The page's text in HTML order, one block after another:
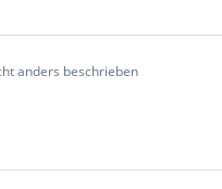
anders beschrieben